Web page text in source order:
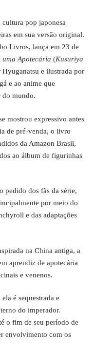
cultura pop japonesa
em sua versão original.
Livros, lança em 23 de
uma Apotecária (Kusuriya
e ilustrada por
e ao anime que
do mundo.
mostrou expressivo antes
de pré-venda, o livro
da Amazon Brasil,
ao álbum de figurinhas
pedido dos fãs da série,
por meio do
e das adaptações
na China antiga, a
aprendiz de apotecária
e venenos.
é sequestrada e
do imperador.
o fim de seu período de
envolvimento com os